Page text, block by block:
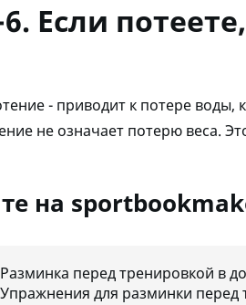
Если
- приводит к потере
не означает потерю веса.
на
Разминка перед тренировкой в
Упражнения для разминки перед